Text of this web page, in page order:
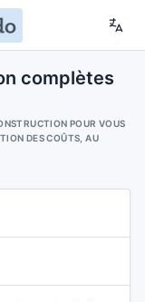
complètes
POUR VOUS
DES COÛTS, AU